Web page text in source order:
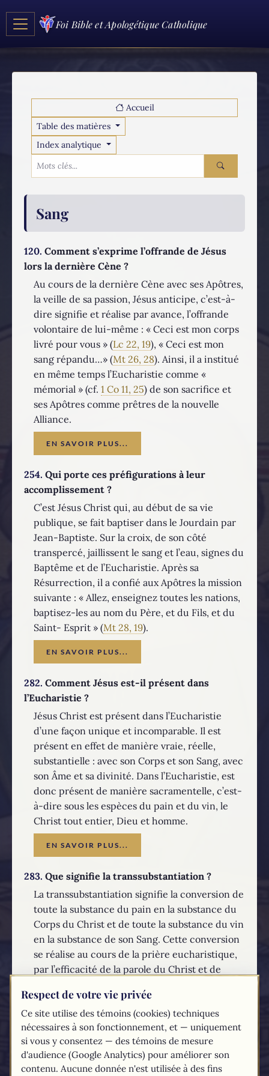
Foi Bible et Apologétique Catholique
Accueil
Table des matières
Index analytique
Sang
120. Comment s’exprime l’offrande de Jésus
lors la dernière Cène ?
Au cours de la dernière Cène avec ses Apôtres,
la veille de sa passion, Jésus anticipe, c’est-à-
dire signifie et réalise par avance, l’offrande
volontaire de lui-même : « Ceci est mon corps
livré pour vous » (Lc 22, 19), « Ceci est mon
sang répandu…» (Mt 26, 28). Ainsi, il a institué
en même temps l’Eucharistie comme «
mémorial » (cf. 1 Co 11, 25) de son sacrifice et
ses Apôtres comme prêtres de la nouvelle
Alliance.
EN SAVOIR PLUS...
254. Qui porte ces préfigurations à leur
accomplissement ?
C’est Jésus Christ qui, au début de sa vie
publique, se fait baptiser dans le Jourdain par
Jean-Baptiste. Sur la croix, de son côté
transpercé, jaillissent le sang et l’eau, signes du
Baptême et de l’Eucharistie. Après sa
Résurrection, il a confié aux Apôtres la mission
suivante : « Allez, enseignez toutes les nations,
baptisez-les au nom du Père, et du Fils, et du
Saint- Esprit » (Mt 28, 19).
EN SAVOIR PLUS...
282. Comment Jésus est-il présent dans
l’Eucharistie ?
Jésus Christ est présent dans l’Eucharistie
d’une façon unique et incomparable. Il est
présent en effet de manière vraie, réelle,
substantielle : avec son Corps et son Sang, avec
son Âme et sa divinité. Dans l’Eucharistie, est
donc présent de manière sacramentelle, c’est-
à-dire sous les espèces du pain et du vin, le
Christ tout entier, Dieu et homme.
EN SAVOIR PLUS...
283. Que signifie la transsubstantiation ?
La transsubstantiation signifie la conversion de
toute la substance du pain en la substance du
Corps du Christ et de toute la substance du vin
en la substance de son Sang. Cette conversion
se réalise au cours de la prière eucharistique,
par l’efficacité de la parole du Christ et de
apparences sensibles du pain et du vin, c’est-
à-dire les « espèces eucharistiques »,
demeurent inchangées.
EN SAVOIR PLUS...
Respect de votre vie privée
Ce site utilise des témoins (cookies) techniques
nécessaires à son fonctionnement, et — uniquement
si vous y consentez — des témoins de mesure
d'audience (Google Analytics) pour améliorer son
contenu. Aucune donnée n'est utilisée à des fins